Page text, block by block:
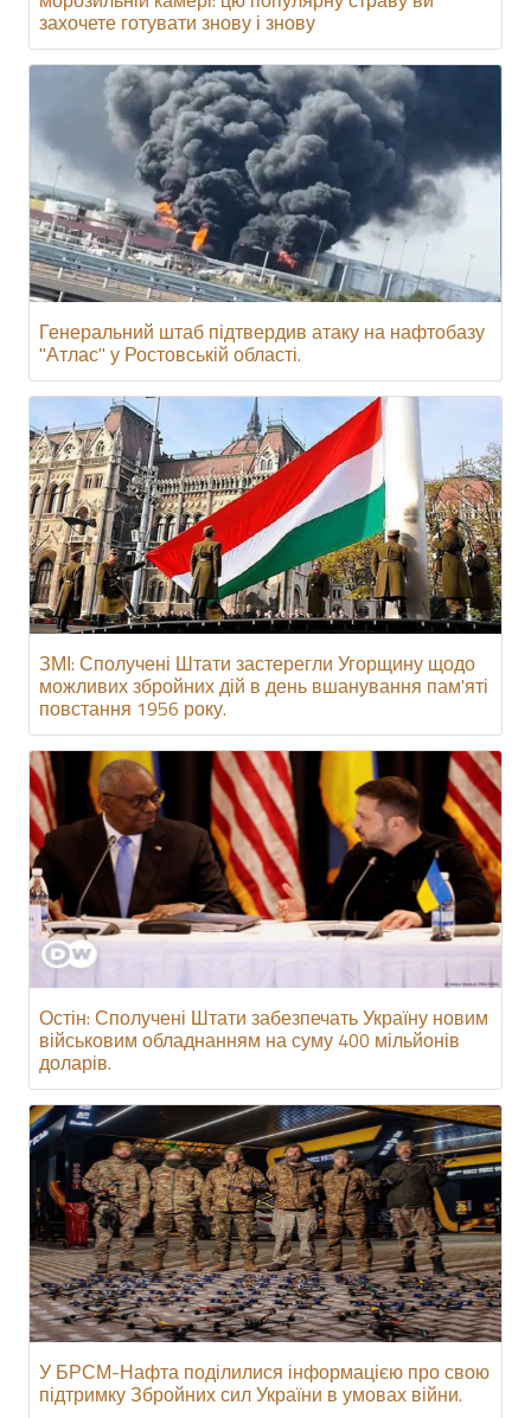
захочете готувати знову і знову
Генеральний штаб підтвердив атаку на нафтобазу
"Атлас" у Ростовській області.
ЗМІ: Сполучені Штати застерегли Угорщину щодо
можливих збройних дій в день вшанування пам'яті
повстання 1956 року.
Остін: Сполучені Штати забезпечать Україну новим
військовим обладнанням на суму 400 мільйонів
доларів.
У БРСМ-Нафта поділилися інформацією про свою
підтримку Збройних сил України в умовах війни.